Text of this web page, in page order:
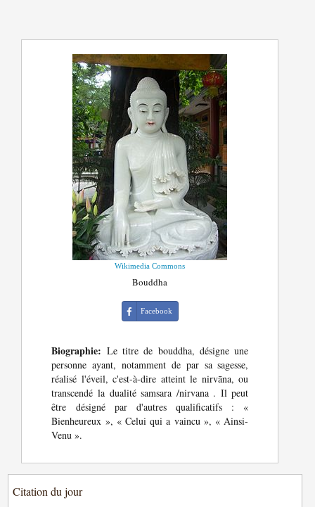
Wikimedia Commons
Bouddha
Facebook
Biographie: Le titre de bouddha, désigne une
personne ayant, notamment de par sa sagesse,
réalisé l'éveil, c'est-à-dire atteint le nirvāna, ou
transcendé la dualité samsara /nirvana . Il peut
être désigné par d'autres qualificatifs : «
Bienheureux », « Celui qui a vaincu », « Ainsi-
Venu ».
Citation du jour